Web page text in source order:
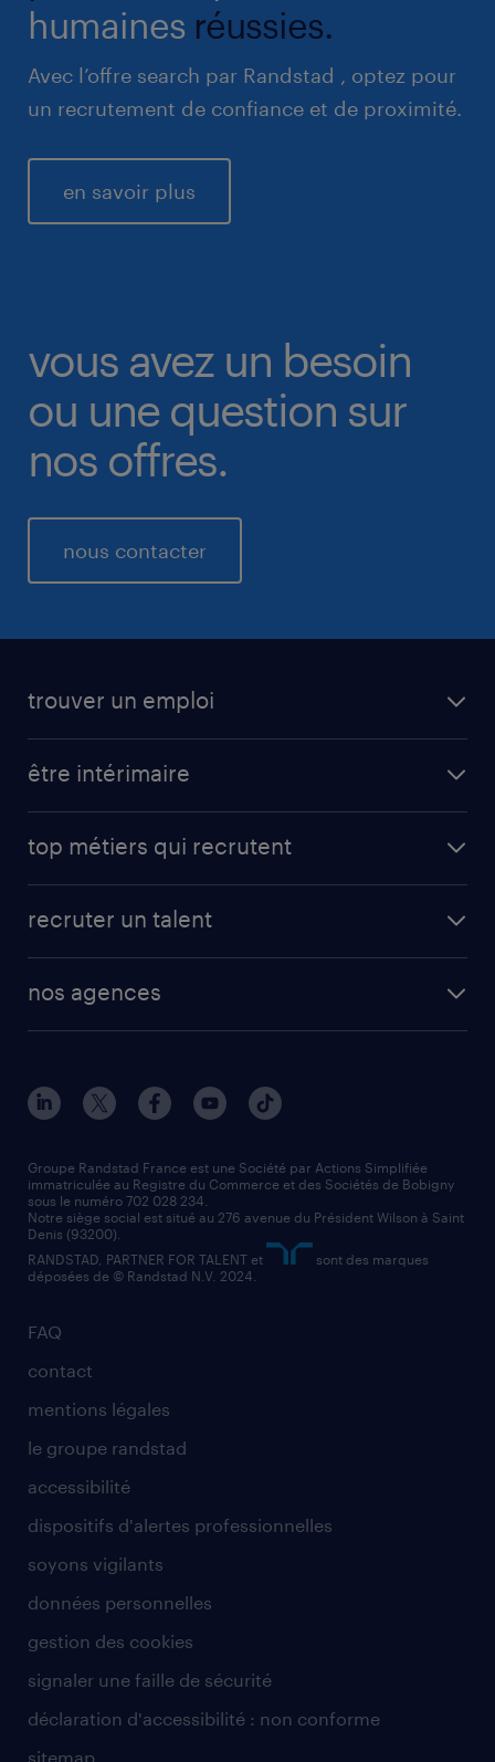
humaines réussies.
Avec l’offre search par Randstad , optez pour
un recrutement de confiance et de proximité.
en savoir plus
vous avez un besoin
ou une question sur
nos offres.
nous contacter
trouver un emploi
être intérimaire
top métiers qui recrutent
recruter un talent
nos agences
FAQ
contact
mentions légales
le groupe randstad
accessibilité
dispositifs d'alertes professionnelles
soyons vigilants
données personnelles
gestion des cookies
signaler une faille de sécurité
déclaration d'accessibilité : non conforme
sitemap
Groupe Randstad France est une Société par Actions Simplifiée
immatriculée au Registre du Commerce et des Sociétés de Bobigny
sous le numéro 702 028 234.
Notre siège social est situé au 276 avenue du Président Wilson à Saint
Denis (93200).
RANDSTAD, PARTNER FOR TALENT et
sont des marques
déposées de © Randstad N.V. 2024.